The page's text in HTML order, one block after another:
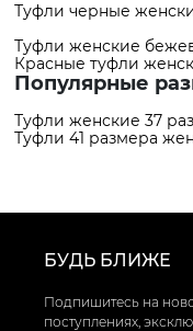
Туфли черные
Туфли женские
Красные туфли
Популярные
Туфли женские 37
Туфли 41 размера
БУДЬ БЛИЖЕ
Подпишитесь на
поступлениях,